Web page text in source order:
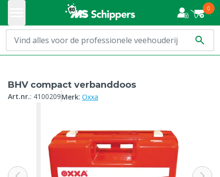
0
BHV compact verbanddoos
Art.nr.: 4100209Merk: Oxxa